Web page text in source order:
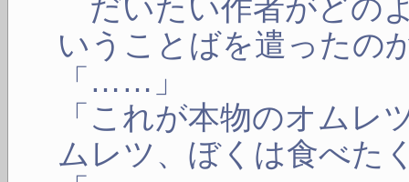
だいたい作者がどの
いうことばを遣ったの
「……」
「これが本物のオムレ
ムレツ、ぼくは食べた